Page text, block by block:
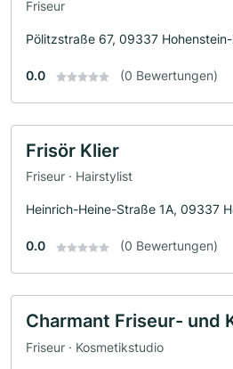
Friseur
Pölitzstraße 67, 09337
0.0 (0 Bewertungen)
Frisör Klier
Friseur · Hairstylist
Heinrich-Heine-Straße 1A, 09337
0.0 (0 Bewertungen)
Charmant Friseur- und
Friseur · Kosmetikstudio